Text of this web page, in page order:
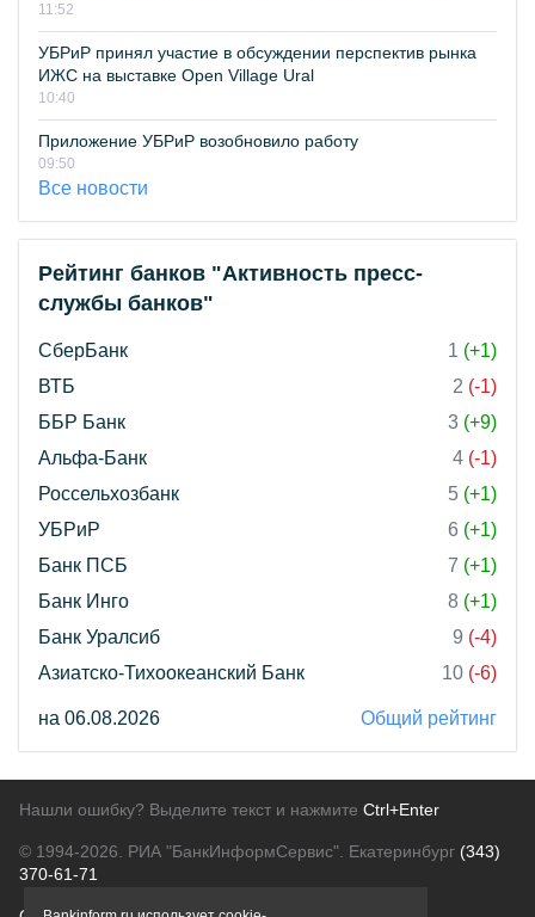
11:52
УБРиР принял участие в обсуждении перспектив рынка
ИЖС на выставке Open Village Ural
10:40
Приложение УБРиР возобновило работу
09:50
Все новости
Рейтинг банков "Активность пресс-
службы банков"
СберБанк 1 (+1)
ВТБ
2 (-1)
ББР Банк
3 (+9)
Альфа-Банк
4 (-1)
Россельхозбанк
5 (+1)
УБРиР
6 (+1)
Банк ПСБ
7 (+1)
Банк Инго
8 (+1)
Банк Уралсиб
9 (-4)
Азиатско-Тихоокеанский Банк
10 (-6)
на 06.08.2026 Общий рейтинг
Нашли ошибку? Выделите текст и нажмите Ctrl+Enter
© 1994-2026. РИА "БанкИнформСервис". Екатеринбург (343)
370-61-71